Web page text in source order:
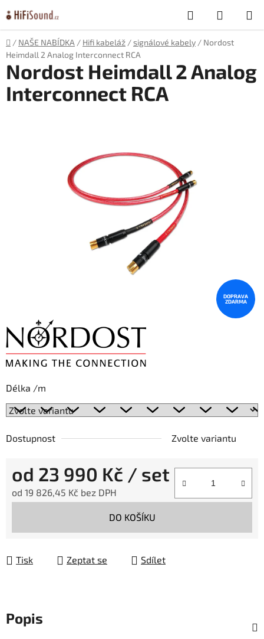
na
obsah
Hledat
KOŠÍK
Domů
/ NAŠE NABÍDKA / Hifi kabeláž /signálové kabely / Nordost
Heimdall 2 Analog Interconnect RCA
Délka /m
Dostupnost Zvolte variantu
od 23 990 Kč / set
od 19 826,45 Kč bez DPH
DO KOŠÍKU
Tisk Zeptat se Sdílet
Nordost Heimdall 2 Analog
Interconnect RCA
DOPRAVA
ZDARMA
Popis